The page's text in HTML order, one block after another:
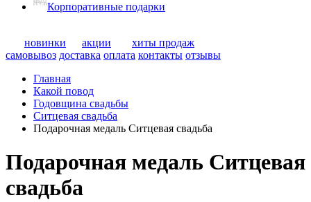
Корпоративные подарки
новинки акции
хиты продаж
самовывоз доставка оплата контакты отзывы
Главная
Какой повод
Годовщина свадьбы
Ситцевая свадьба
Подарочная медаль Ситцевая свадьба
Подарочная медаль Ситцевая
свадьба